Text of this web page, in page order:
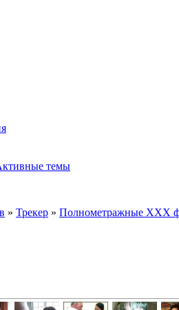
темы
» Трекер » Полнометражные XXX